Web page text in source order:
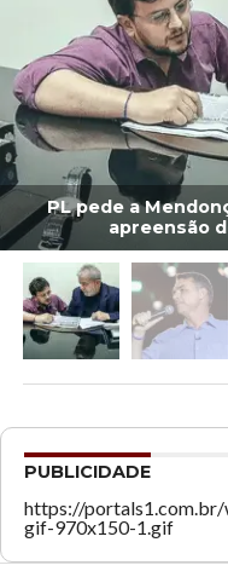
PL pede a
apreensão
PUBLICIDADE
https://
gif-970x150-1.gif